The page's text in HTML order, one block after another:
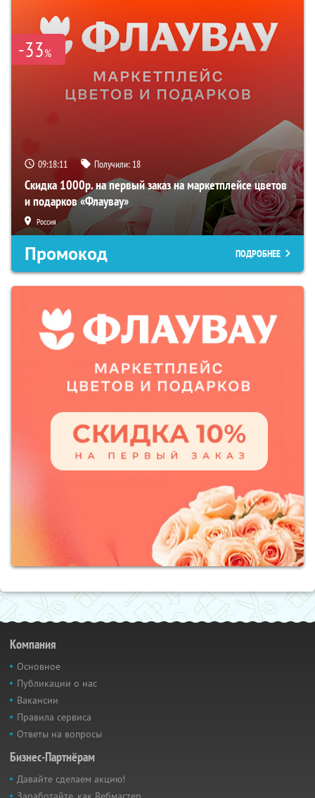
-33%
09:18:10 Получили: 18
Скидка 1000р. на первый заказ на маркетплейсе цветов
и подарков «Флаувау»
Россия
Промокод ПОДРОБНЕЕ
Компания
Основное
Публикации о нас
Вакансии
Правила сервиса
Ответы на вопросы
Бизнес-Партнёрам
Давайте сделаем акцию!